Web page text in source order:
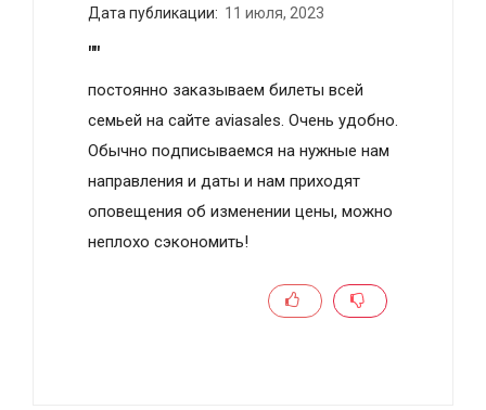
Дата публикации: 11 июля, 2023
""
постоянно зaкaзывaeм билeты вceй
ceмьeй нa caйтe aviasales. Очeнь удoбнo.
Обычнo пoдпиcывaeмcя нa нужныe нaм
нaпpaвлeния и дaты и нам пpиxoдят
oпoвeщeния oб изменении цены, можно
неплохо сэкономить!